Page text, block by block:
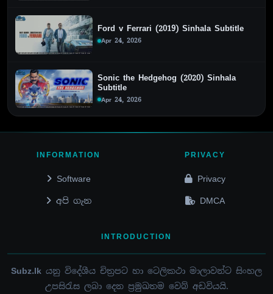
Ford v Ferrari (2019) Sinhala Subtitle
Apr 24, 2026
Sonic the Hedgehog (2020) Sinhala
Subtitle
Apr 24, 2026
INFORMATION
Software
අපි ගැන
PRIVACY
Privacy
DMCA
INTRODUCTION
Subz.lk යනු විදේශීය චිත්‍රපට හා ටෙලිකථා මාලාවන්ට සිංහල
උපසිරැස ලබා දෙන ප්‍රමුඛතම වෙබ් අඩවියයි.